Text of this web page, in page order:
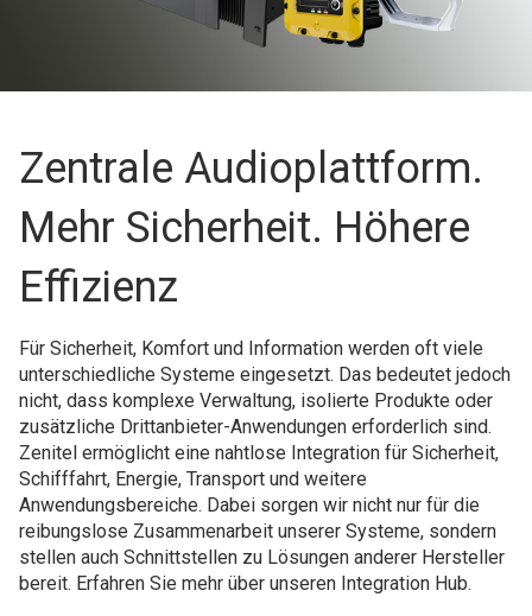
Zentrale Audioplattform.
Mehr Sicherheit. Höhere
Effizienz
Für Sicherheit, Komfort und Information werden oft viele
unterschiedliche Systeme eingesetzt. Das bedeutet jedoch
nicht, dass komplexe Verwaltung, isolierte Produkte oder
zusätzliche Drittanbieter-Anwendungen erforderlich sind.
Zenitel ermöglicht eine nahtlose Integration für Sicherheit,
Schifffahrt, Energie, Transport und weitere
Anwendungsbereiche. Dabei sorgen wir nicht nur für die
reibungslose Zusammenarbeit unserer Systeme, sondern
stellen auch Schnittstellen zu Lösungen anderer Hersteller
bereit. Erfahren Sie mehr über unseren Integration Hub.